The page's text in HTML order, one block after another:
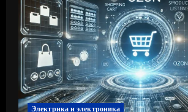
Электрика и электроника